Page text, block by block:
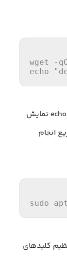
wget -
echo
پس از اجرای موفق این دستورات، پارامتر echo نمایش
انجام
sudo
کلیدهای